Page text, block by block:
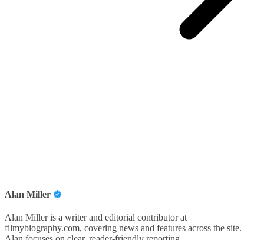
Alan Miller
Alan Miller is a writer and editorial contributor at
filmybiography.com, covering news and features across the site.